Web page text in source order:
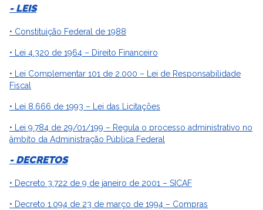
- LEIS
• Constituição Federal de 1988
• Lei 4.320 de 1964 – Direito Financeiro
• Lei Complementar 101 de 2.000 – Lei de Responsabilidade
Fiscal
• Lei 8.666 de 1993 – Lei das Licitações
• Lei 9.784 de 29/01/199 – Regula o processo administrativo no
âmbito da Administração Pública Federal
- DECRETOS
• Decreto 3.722 de 9 de janeiro de 2001 – SICAF
• Decreto 1.094 de 23 de março de 1994 – Compras